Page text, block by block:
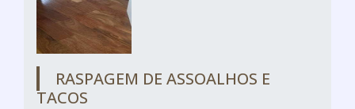
RASPAGEM DE ASSOALHOS E
TACOS